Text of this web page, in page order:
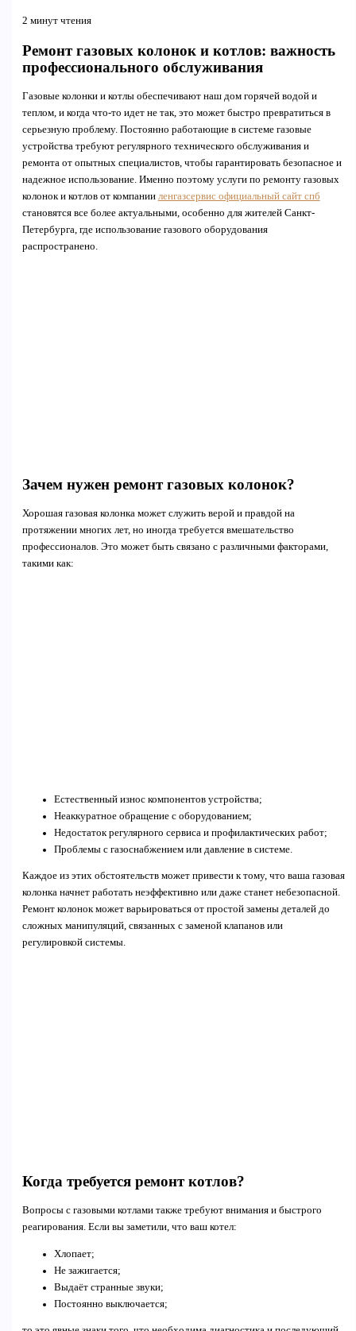
2 минут чтения
Ремонт газовых колонок и котлов: важность
профессионального обслуживания
Газовые колонки и котлы обеспечивают наш дом горячей водой и
теплом, и когда что-то идет не так, это может быстро превратиться в
серьезную проблему. Постоянно работающие в системе газовые
устройства требуют регулярного технического обслуживания и
ремонта от опытных специалистов, чтобы гарантировать безопасное и
надежное использование. Именно поэтому услуги по ремонту газовых
колонок и котлов от компании ленгазсервис официальный сайт спб
становятся все более актуальными, особенно для жителей Санкт-
Петербурга, где использование газового оборудования
распространено.
Зачем нужен ремонт газовых колонок?
Хорошая газовая колонка может служить верой и правдой на
протяжении многих лет, но иногда требуется вмешательство
профессионалов. Это может быть связано с различными факторами,
такими как:
Естественный износ компонентов устройства;
Неаккуратное обращение с оборудованием;
Недостаток регулярного сервиса и профилактических работ;
Проблемы с газоснабжением или давление в системе.
Каждое из этих обстоятельств может привести к тому, что ваша газовая
колонка начнет работать неэффективно или даже станет небезопасной.
Ремонт колонок может варьироваться от простой замены деталей до
сложных манипуляций, связанных с заменой клапанов или
регулировкой системы.
Когда требуется ремонт котлов?
Вопросы с газовыми котлами также требуют внимания и быстрого
реагирования. Если вы заметили, что ваш котел:
Хлопает;
Не зажигается;
Выдаёт странные звуки;
Постоянно выключается;